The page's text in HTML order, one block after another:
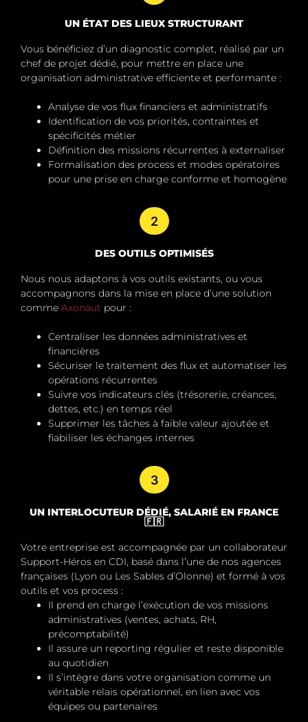
UN ÉTAT DES LIEUX STRUCTURANT
Vous bénéficiez d’un diagnostic complet, réalisé par un
chef de projet dédié, pour mettre en place une
organisation administrative efficiente et performante :
Analyse de vos flux financiers et administratifs
Identification de vos priorités, contraintes et
spécificités métier
Définition des missions récurrentes à externaliser
Formalisation des process et modes opératoires
pour une prise en charge conforme et homogène
2
DES OUTILS OPTIMISÉS
Nous nous adaptons à vos outils existants, ou vous
accompagnons dans la mise en place d’une solution
comme Axonaut pour :
Centraliser les données administratives et
financières
Sécuriser le traitement des flux et automatiser les
opérations récurrentes
Suivre vos indicateurs clés (trésorerie, créances,
dettes, etc.) en temps réel
Supprimer les tâches à faible valeur ajoutée et
fiabiliser les échanges internes
3
UN INTERLOCUTEUR DÉDIÉ, SALARIÉ EN FRANCE
🇫🇷
Votre entreprise est accompagnée par un collaborateur
Support-Héros en CDI, basé dans l’une de nos agences
françaises (Lyon ou Les Sables d’Olonne) et formé à vos
outils et vos process :
Il prend en charge l’exécution de vos missions
administratives (ventes, achats, RH,
précomptabilité)
Il assure un reporting régulier et reste disponible
au quotidien
Il s’intègre dans votre organisation comme un
véritable relais opérationnel, en lien avec vos
équipes ou partenaires